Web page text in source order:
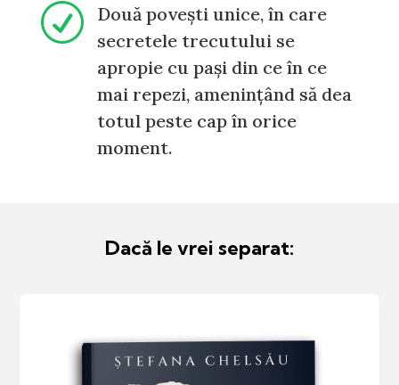
R
Două povești unice, în care
secretele trecutului se
apropie cu pași din ce în ce
mai repezi, amenințând să dea
totul peste cap în orice
moment.
Dacă le vrei separat: